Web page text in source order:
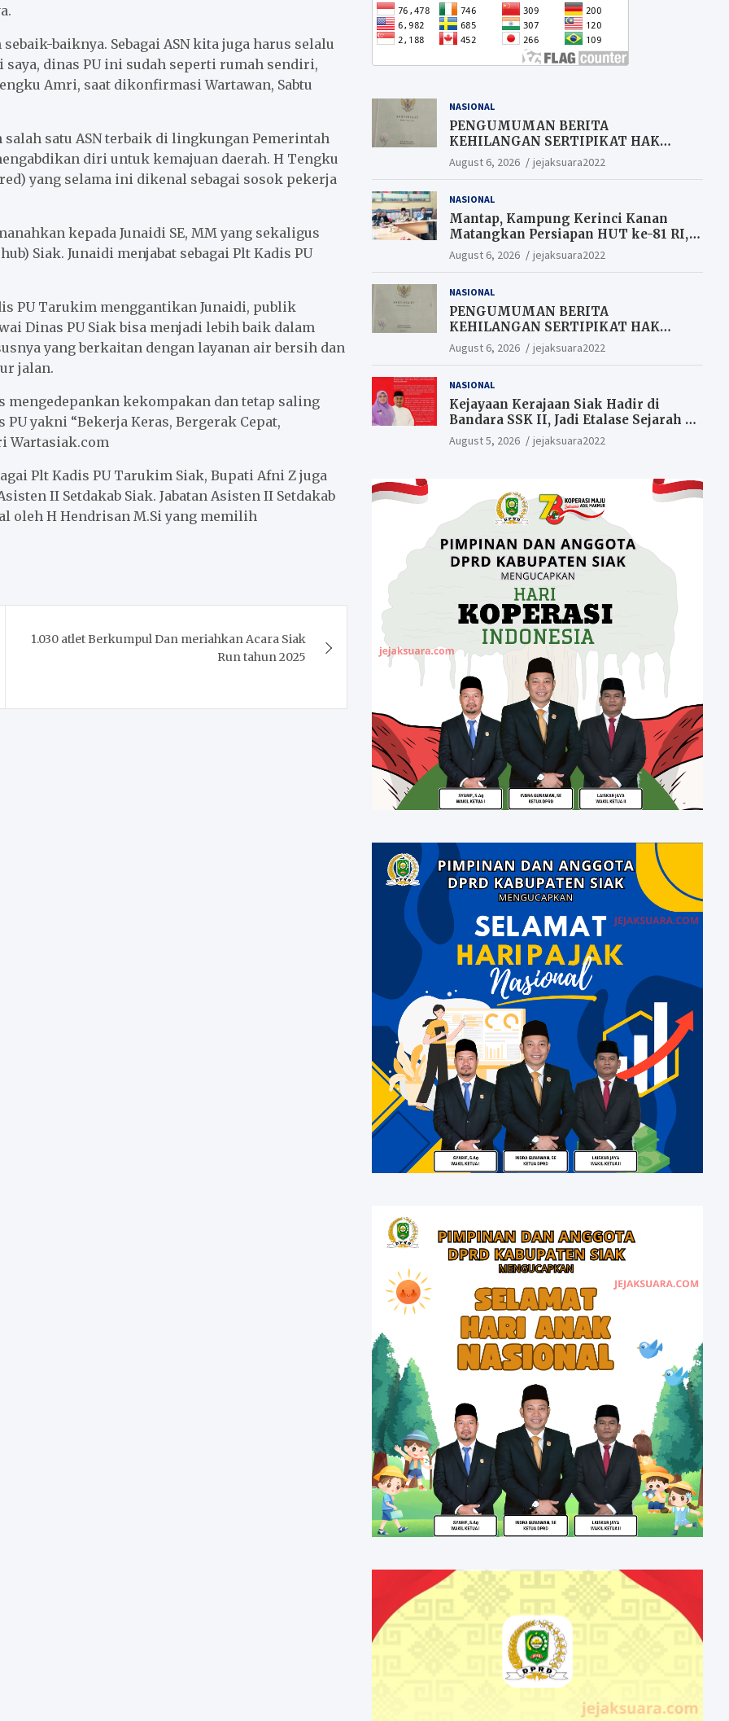
baiknya. Sebagai ASN kita juga harus selalu
dinas PU ini sudah seperti rumah sendiri,
Amri, saat dikonfirmasi Wartawan, Sabtu
satu ASN terbaik di lingkungan Pemerintah
diri untuk kemajuan daerah. H Tengku
yang selama ini dikenal sebagai sosok pekerja
kepada Junaidi SE, MM yang sekaligus
Siak. Junaidi menjabat sebagai Plt Kadis PU
PU Tarukim menggantikan Junaidi, publik
Dinas PU Siak bisa menjadi lebih baik dalam
yang berkaitan dengan layanan air bersih dan
jalan.
mengedepankan kekompakan dan tetap saling
yakni “Bekerja Keras, Bergerak Cepat,
Wartasiak.com
Plt Kadis PU Tarukim Siak, Bupati Afni Z juga
II Setdakab Siak. Jabatan Asisten II Setdakab
oleh H Hendrisan M.Si yang memilih
1.030 atlet Berkumpul Dan meriahkan Acara Siak
Run tahun 2025
NASIONAL
PENGUMUMAN BERITA
KEHILANGAN SERTIPIKAT HAK
MILIK (SHM).
August 6, 2026 jejaksuara2022
NASIONAL
Mantap, Kampung Kerinci Kanan
Matangkan Persiapan HUT ke-81 RI,
Warga yang ikut Upacara
Berkesempatan Raih Hadiah
August 6, 2026 jejaksuara2022
NASIONAL
PENGUMUMAN BERITA
KEHILANGAN SERTIPIKAT HAK
MILIK (SHM).
August 6, 2026 jejaksuara2022
NASIONAL
Kejayaan Kerajaan Siak Hadir di
Bandara SSK II, Jadi Etalase Sejarah di
Gerbang Riau
August 5, 2026 jejaksuara2022